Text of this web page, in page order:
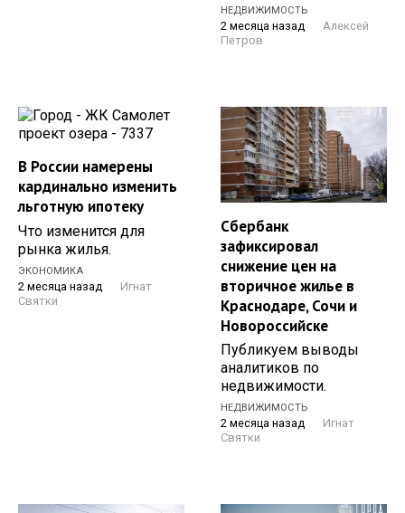
НЕДВИЖИМОСТЬ
2 месяца назад
Алексей
Петров
В России намерены
кардинально изменить
льготную ипотеку
Что изменится для
рынка жилья.
ЭКОНОМИКА
2 месяца назад
Игнат
Святки
Сбербанк
зафиксировал
снижение цен на
вторичное жилье в
Краснодаре, Сочи и
Новороссийске
Публикуем выводы
аналитиков по
недвижимости.
НЕДВИЖИМОСТЬ
2 месяца назад
Игнат
Святки